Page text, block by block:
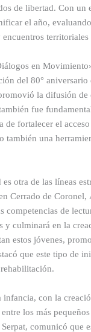
de libertad. Con un
el año,
territoriales
en
del 80°
la difusión de
fue
fortalecer el
una
otra de las líneas
Cerrado de
competencias de
y culminará en la
estos jóvenes,
que este tipo de
con la
los más
comunicó que